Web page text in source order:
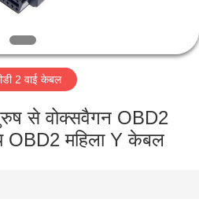
2 वाई केबल
से वोक्सवैगन OBD2
OBD2 महिला Y केबल